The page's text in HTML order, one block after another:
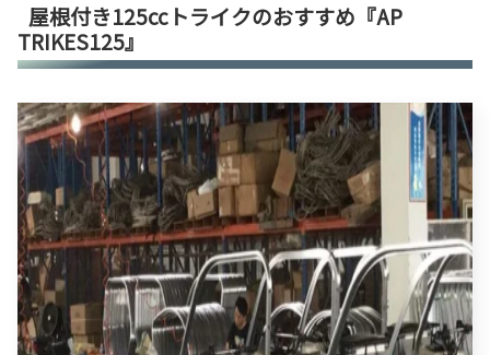
屋根付き125ccトライクのおすすめ『AP
TRIKES125』